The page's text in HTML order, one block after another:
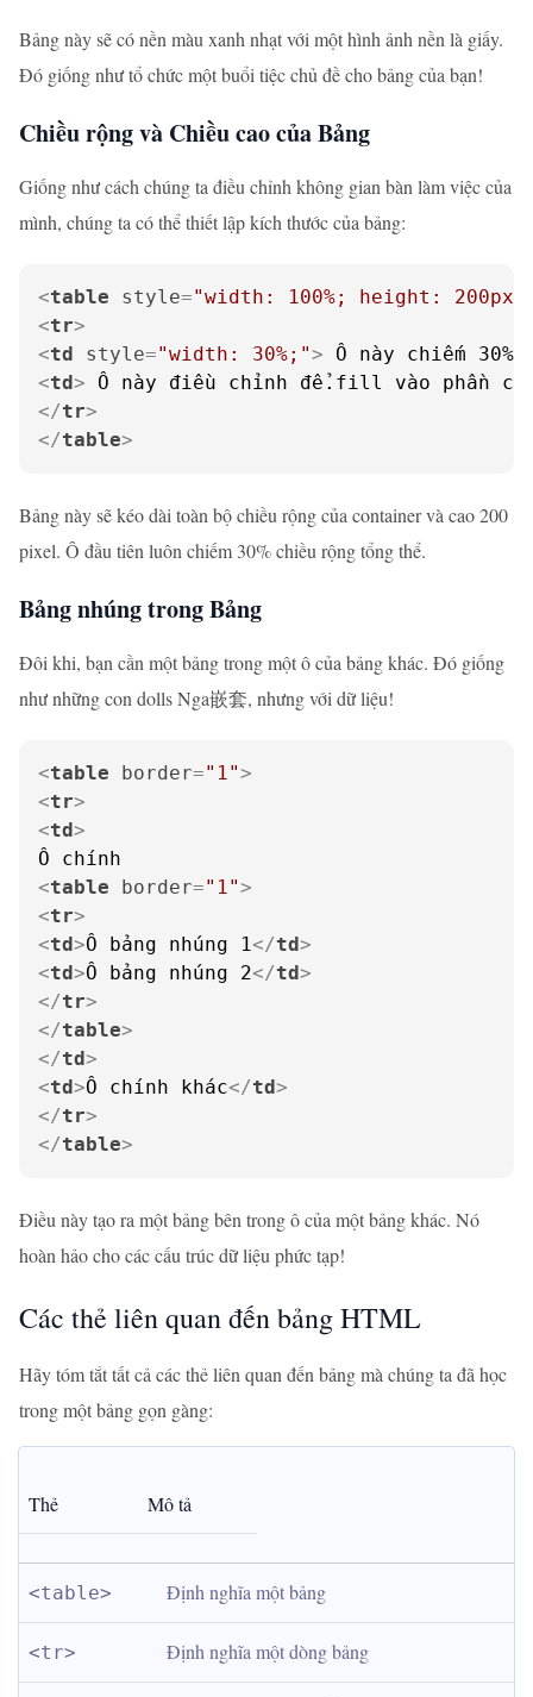
Bảng này sẽ có nền màu xanh nhạt với một hình ảnh nền là giấy.
Đó giống như tổ chức một buổi tiệc chủ đề cho bảng của bạn!
Chiều rộng và Chiều cao của Bảng
Giống như cách chúng ta điều chỉnh không gian bàn làm việc của
mình, chúng ta có thể thiết lập kích thước của bảng:
<table style="width: 100%; height:
<tr>
<td style="width: 30%;"> Ô này chiếm
<td> Ô này điều chỉnh để.fill vào phần
</tr>
</table>
Bảng này sẽ kéo dài toàn bộ chiều rộng của container và cao 200
pixel. Ô đầu tiên luôn chiếm 30% chiều rộng tổng thể.
Bảng nhúng trong Bảng
Đôi khi, bạn cần một bảng trong một ô của bảng khác. Đó giống
như những con dolls Nga嵌套, nhưng với dữ liệu!
<table border="1">
<tr>
<td>
<table border="1">
<tr>
<td>Ô bảng nhúng 1</td>
<td>Ô bảng nhúng 2</td>
</tr>
</table>
</td>
<td>Ô chính khác</td>
</tr>
</table>
Điều này tạo ra một bảng bên trong ô của một bảng khác. Nó
hoàn hảo cho các cấu trúc dữ liệu phức tạp!
Các thẻ liên quan đến bảng HTML
Hãy tóm tắt tất cả các thẻ liên quan đến bảng mà chúng ta đã học
trong một bảng gọn gàng:
Thẻ Mô tả
<table> Định nghĩa một bảng
<tr> Định nghĩa một dòng bảng